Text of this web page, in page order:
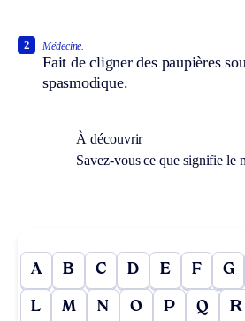
Médecine.
Fait de cligner des paupières
spasmodique.
2
À découvrir
Savez-vous ce que signifie le
A B C D E F G
L M N O P Q R